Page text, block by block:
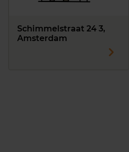
Schimmelstraat 24 3,
Amsterdam